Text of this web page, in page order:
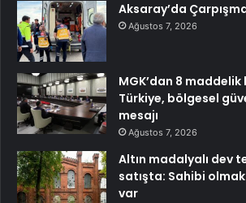
Aksaray’da
Ağustos 7, 2026
MGK’dan 8
Türkiye, bölgesel
mesajı
Ağustos 7, 2026
Altın madalyalı dev
satışta: Sahibi
var